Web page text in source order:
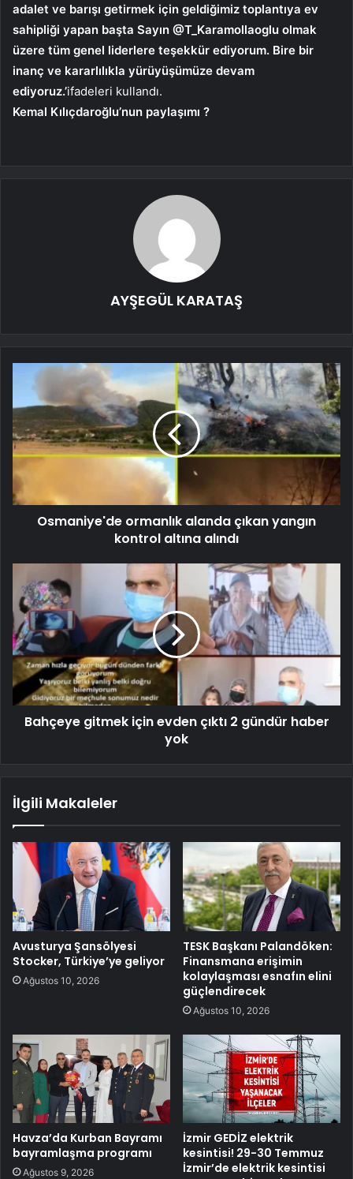
adalet ve barışı getirmek için geldiğimiz toplantıya ev
sahipliği yapan başta Sayın @T_Karamollaoglu olmak
üzere tüm genel liderlere teşekkür ediyorum. Bire bir
inanç ve kararlılıkla yürüyüşümüze devam
ediyoruz.’ifadeleri kullandı.
Kemal Kılıçdaroğlu’nun paylaşımı ?
AYŞEGÜL KARATAŞ
Osmaniye'de ormanlık alanda çıkan yangın
kontrol altına alındı
Bahçeye gitmek için evden çıktı 2 gündür haber
yok
İlgili Makaleler
Avusturya Şansölyesi
Stocker, Türkiye’ye geliyor
Ağustos 10, 2026
TESK Başkanı Palandöken:
Finansmana erişimin
kolaylaşması esnafın elini
güçlendirecek
Ağustos 10, 2026
Havza’da Kurban Bayramı
bayramlaşma programı
Ağustos 9, 2026
İzmir GEDİZ elektrik
kesintisi! 29-30 Temmuz
İzmir’de elektrik kesintisi